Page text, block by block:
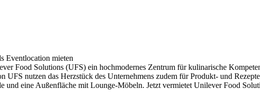
Eventlocation mieten
Food Solutions (UFS) ein hochmodernes Zentrum für kulinarische
UFS nutzen das Herzstück des Unternehmens zudem für Produkt- und
und eine Außenfläche mit Lounge-Möbeln. Jetzt vermietet Unilever Food